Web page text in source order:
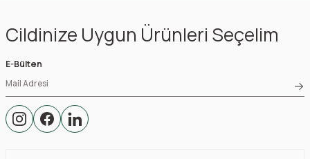
Cildinize Uygun Ürünleri Seçelim
E-Bülten